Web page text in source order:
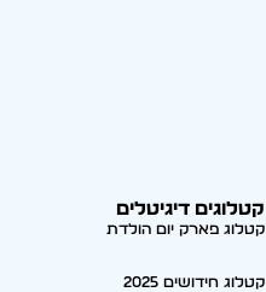
קטלוגים דיגיטלים
קטלוג פארק יום הולדת
קטלוג חידושים 2025